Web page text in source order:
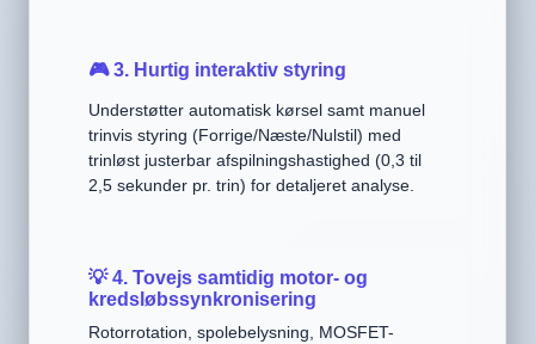
🎮 3. Hurtig interaktiv styring
Understøtter automatisk kørsel samt manuel
trinvis styring (Forrige/Næste/Nulstil) med
trinløst justerbar afspilningshastighed (0,3 til
2,5 sekunder pr. trin) for detaljeret analyse.
💡 4. Tovejs samtidig motor- og
kredsløbssynkronisering
Rotorrotation, spolebelysning, MOSFET-